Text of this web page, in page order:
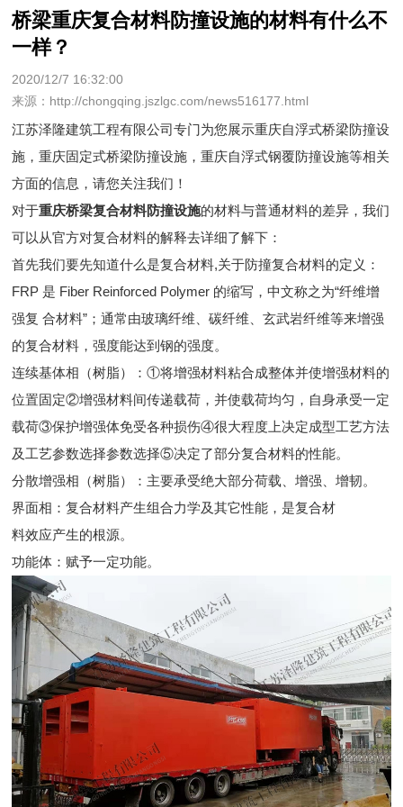
桥梁重庆复合材料防撞设施的材料有什么不
一样？
2020/12/7 16:32:00
来源：http://chongqing.jszlgc.com/news516177.html
江苏泽隆建筑工程有限公司专门为您展示重庆自浮式桥梁防撞设
施 ，重庆固定式桥梁防撞设施，重庆自浮式钢覆防撞设施等相关
方面的信息，请您关注我们！
对于重庆桥梁复合材料防撞设施的材料与普通材料的差异，我们
可以从官方对复合材料的解释去详细了解下：
首先我们要先知道什么是复合材料,关于防撞复合材料的定义：
FRP 是 Fiber Reinforced Polymer 的缩写，中文称之为“纤维增
强复 合材料”；通常由玻璃纤维、碳纤维、玄武岩纤维等来增强
的复合材料，强度能达到钢的强度。
连续基体相（树脂）：①将增强材料粘合成整体并使增强材料的
位置固定②增强材料间传递载荷，并使载荷均匀，自身承受一定
载荷③保护增强体免受各种损伤④很大程度上决定成型工艺方法
及工艺参数选择参数选择⑤决定了部分复合材料的性能。
分散增强相（树脂）：主要承受绝大部分荷载、增强、增韧。
界面相：复合材料产生组合力学及其它性能，是复合材
料效应产生的根源。
功能体：赋予一定功能。